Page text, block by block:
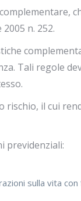
n. 252.
Tali regole
il cui
previdenziali:
sulla vita